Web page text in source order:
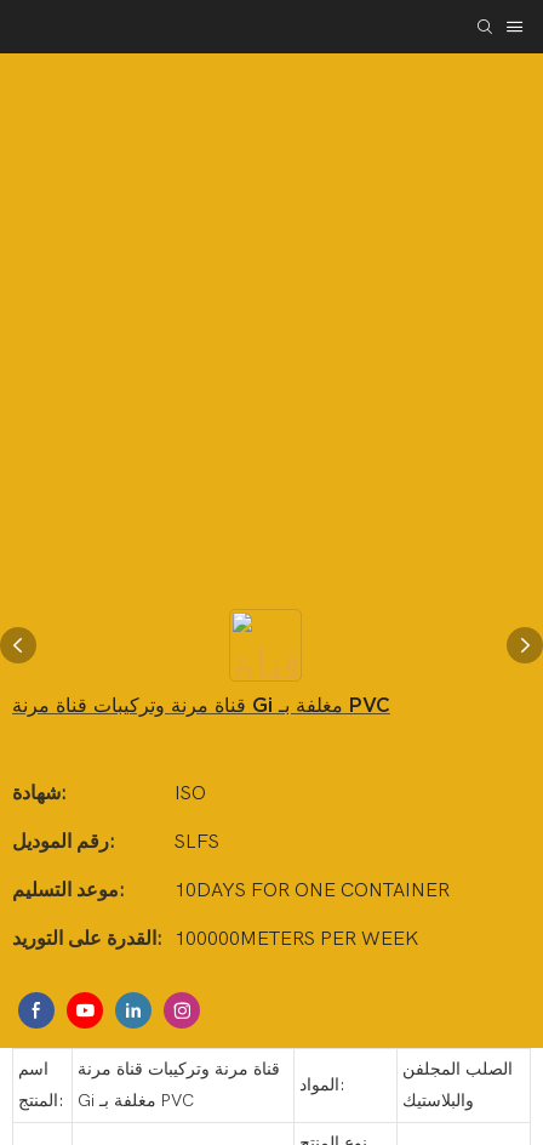
قناة مرنة وتركيبات قناة مرنة Gi مغلفة بـ PVC
شهادة: ISO
رقم الموديل: SLFS
موعد التسليم: 10DAYS FOR ONE CONTAINER
القدرة على التوريد: 100000METERS PER WEEK
اسم
المنتج:
قناة مرنة وتركيبات قناة مرنة
Gi مغلفة بـ PVC
المواد:
الصلب المجلفن
والبلاستيك